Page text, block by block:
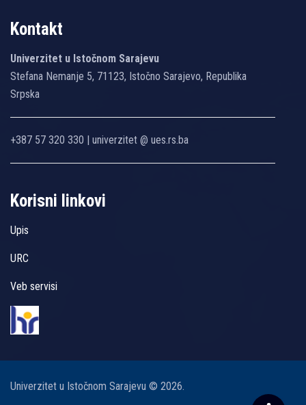
Kontakt
Univerzitet u Istočnom Sarajevu
Stefana Nemanje 5, 71123, Istočno Sarajevo, Republika
Srpska
+387 57 320 330 | univerzitet @ ues.rs.ba
Korisni linkovi
Upis
URC
Veb servisi
Univerzitet u Istočnom Sarajevu © 2026.